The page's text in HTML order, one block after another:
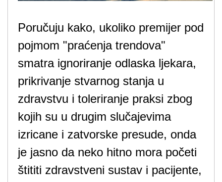
Poručuju kako, ukoliko premijer pod
pojmom "praćenja trendova"
smatra ignoriranje odlaska ljekara,
prikrivanje stvarnog stanja u
zdravstvu i toleriranje praksi zbog
kojih su u drugim slučajevima
izricane i zatvorske presude, onda
je jasno da neko hitno mora početi
štititi zdravstveni sustav i pacijente,